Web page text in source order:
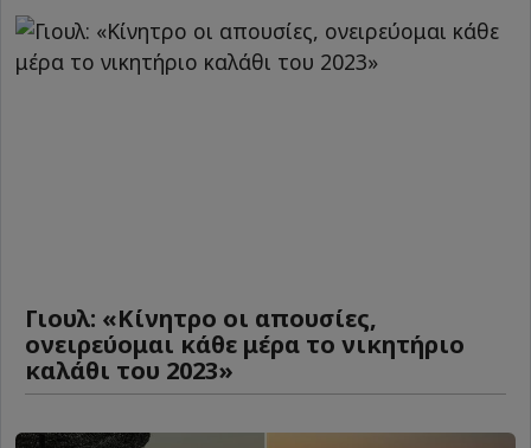
Γιουλ: «Κίνητρο οι απουσίες,
ονειρεύομαι κάθε μέρα το νικητήριο
καλάθι του 2023»